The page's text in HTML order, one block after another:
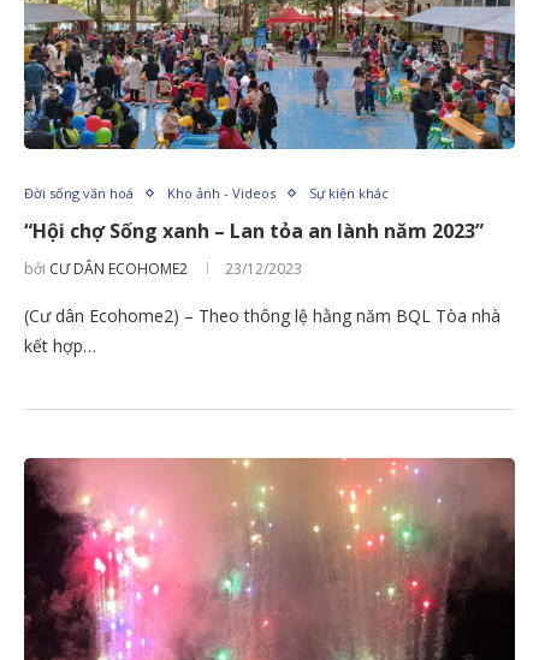
Đời sống văn hoá Kho ảnh - Videos Sự kiện khác
“Hội chợ Sống xanh – Lan tỏa an lành năm 2023”
bởi CƯ DÂN ECOHOME2 23/12/2023
(Cư dân Ecohome2) – Theo thông lệ hằng năm BQL Tòa nhà
kết hợp…